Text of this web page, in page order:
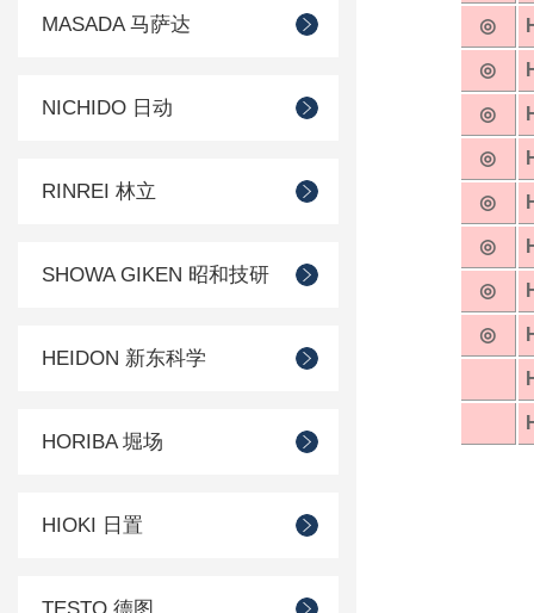
MASADA 马萨达
NICHIDO 日动
RINREI 林立
SHOWA GIKEN 昭和技研
HEIDON 新东科学
HORIBA 堀场
HIOKI 日置
◎
◎
◎
◎
◎
◎
◎
◎